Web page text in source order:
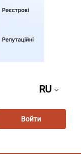
RU
Войти